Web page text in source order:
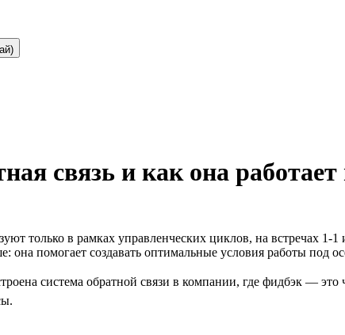
связь и как она
только в рамках управленческих циклов, на встречах
она помогает создавать оптимальные условия работы под
система обратной связи в компании, где фидбэк —